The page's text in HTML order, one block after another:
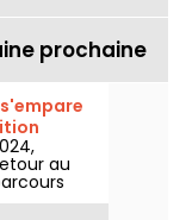
prochaine
au
des